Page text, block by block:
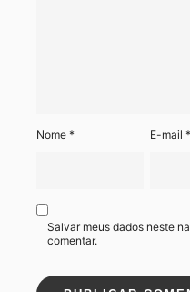
Nome * E-mail*
Salvar meus dados neste
comentar.